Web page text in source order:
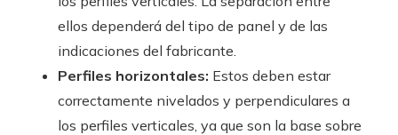
ellos dependerá del tipo de panel y de las
indicaciones del fabricante.
Perfiles horizontales: Estos deben estar
correctamente nivelados y perpendiculares a
los perfiles verticales, ya que son la base sobre